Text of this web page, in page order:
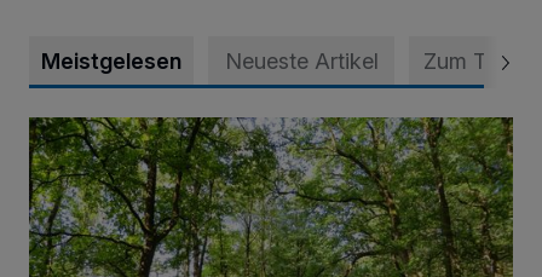
Meistgelesen Neueste Artikel Zum Thema
Sommertour durch Naturpark